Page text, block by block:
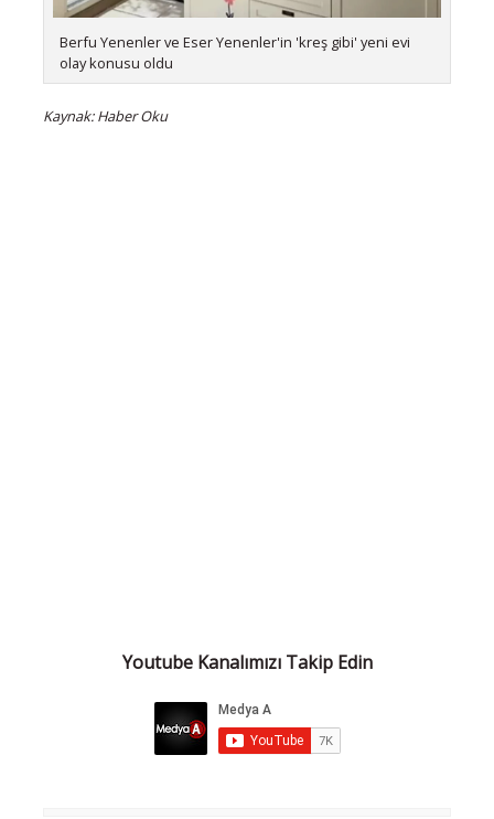
Berfu Yenenler ve Eser Yenenler'in 'kreş gibi' yeni evi
olay konusu oldu
Kaynak: Haber Oku
Youtube Kanalımızı Takip Edin